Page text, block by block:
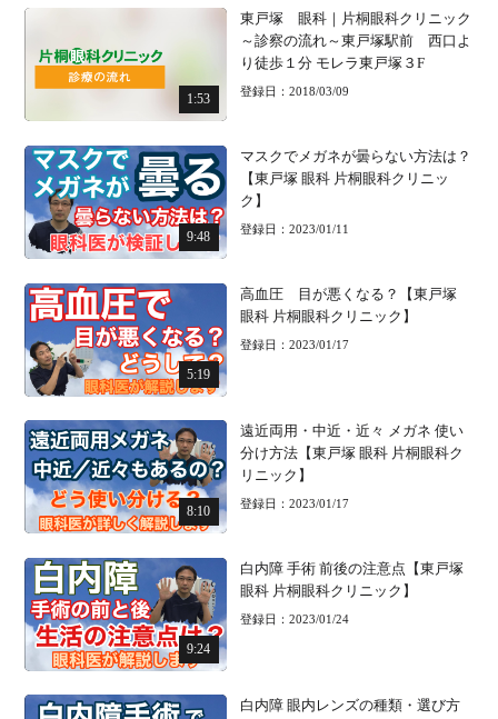
1:53
東戸塚 眼科｜片桐眼科クリニック
～診察の流れ～東戸塚駅前 西口よ
り徒歩１分 モレラ東戸塚３F
登録日：2018/03/09
9:48
マスクでメガネが曇らない方法は？
【東戸塚 眼科 片桐眼科クリニッ
ク】
登録日：2023/01/11
5:19
高血圧 目が悪くなる？【東戸塚
眼科 片桐眼科クリニック】
登録日：2023/01/17
8:10
遠近両用・中近・近々 メガネ 使い
分け方法【東戸塚 眼科 片桐眼科ク
リニック】
登録日：2023/01/17
9:24
白内障 手術 前後の注意点【東戸塚
眼科 片桐眼科クリニック】
登録日：2023/01/24
白内障 眼内レンズの種類・選び方